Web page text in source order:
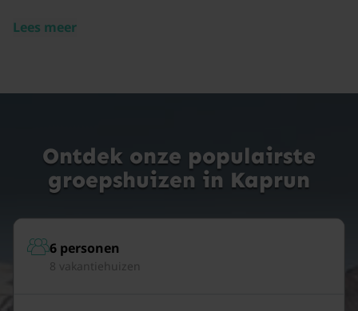
Lees meer
Ontdek onze populairste
groepshuizen in Kaprun
6 personen
8 vakantiehuizen